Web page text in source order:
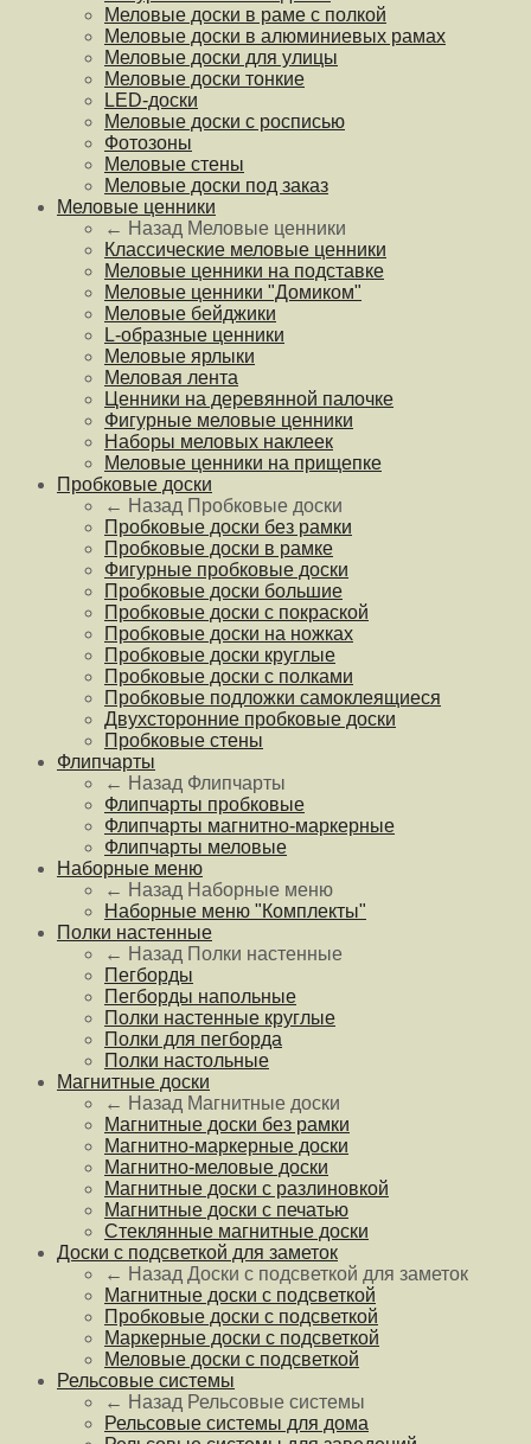
Меловые доски в раме с полкой
Меловые доски в алюминиевых рамах
Меловые доски для улицы
Меловые доски тонкие
LED-доски
Меловые доски с росписью
Фотозоны
Меловые стены
Меловые доски под заказ
Меловые ценники
← Назад Меловые ценники
Классические меловые ценники
Меловые ценники на подставке
Меловые ценники "Домиком"
Меловые бейджики
L-образные ценники
Меловые ярлыки
Меловая лента
Ценники на деревянной палочке
Фигурные меловые ценники
Наборы меловых наклеек
Меловые ценники на прищепке
Пробковые доски
← Назад Пробковые доски
Пробковые доски без рамки
Пробковые доски в рамке
Фигурные пробковые доски
Пробковые доски большие
Пробковые доски с покраской
Пробковые доски на ножках
Пробковые доски круглые
Пробковые доски с полками
Пробковые подложки самоклеящиеся
Двухсторонние пробковые доски
Пробковые стены
Флипчарты
← Назад Флипчарты
Флипчарты пробковые
Флипчарты магнитно-маркерные
Флипчарты меловые
Наборные меню
← Назад Наборные меню
Наборные меню "Комплекты"
Полки настенные
← Назад Полки настенные
Пегборды
Пегборды напольные
Полки настенные круглые
Полки для пегборда
Полки настольные
Магнитные доски
← Назад Магнитные доски
Магнитные доски без рамки
Магнитно-маркерные доски
Магнитно-меловые доски
Магнитные доски с разлиновкой
Магнитные доски с печатью
Стеклянные магнитные доски
Доски с подсветкой для заметок
← Назад Доски с подсветкой для заметок
Магнитные доски с подсветкой
Пробковые доски с подсветкой
Маркерные доски с подсветкой
Меловые доски с подсветкой
Рельсовые системы
← Назад Рельсовые системы
Рельсовые системы для дома